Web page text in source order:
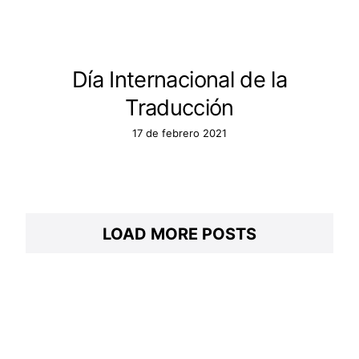
Día Internacional de la
Traducción
17 de febrero 2021
LOAD MORE POSTS